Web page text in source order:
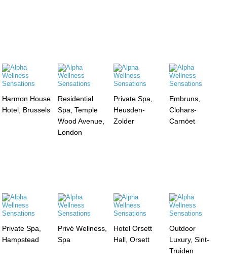
Harmon House
Hotel, Brussels
Residential
Spa, Temple
Wood Avenue,
London
Private Spa,
Heusden-
Zolder
Embruns,
Clohars-
Carnöet
Private Spa,
Hampstead
Privé Wellness,
Spa
Hotel Orsett
Hall, Orsett
Outdoor
Luxury, Sint-
Truiden